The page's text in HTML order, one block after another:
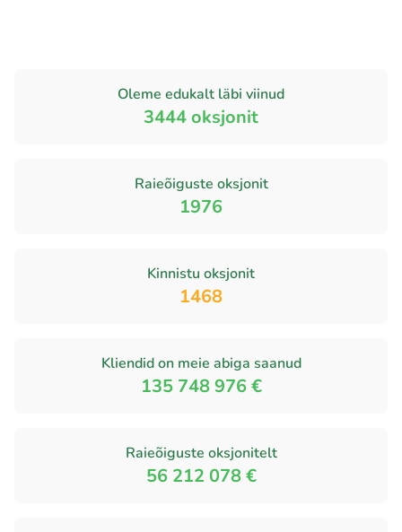
Oleme edukalt läbi viinud
3444oksjonit
Raieõiguste oksjonit
1976
Kinnistu oksjonit
1468
Kliendid on meie abiga saanud
135 748 976 €
Raieõiguste oksjonitelt
56 212 078 €